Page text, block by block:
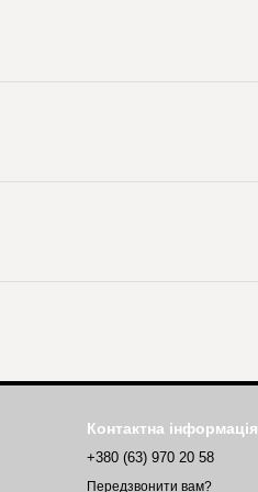
Контактна інформація
+380 (63) 970 20 58
Передзвонити вам?